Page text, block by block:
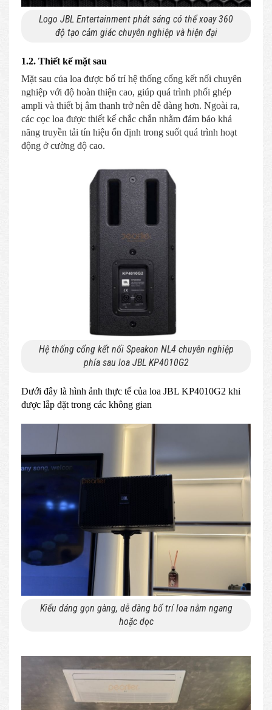
Logo JBL Entertainment phát sáng có thể xoay 360
độ tạo cảm giác chuyên nghiệp và hiện đại
1.2. Thiết kế mặt sau
Mặt sau của loa được bố trí hệ thống cổng kết nối chuyên
nghiệp với độ hoàn thiện cao, giúp quá trình phối ghép
ampli và thiết bị âm thanh trở nên dễ dàng hơn. Ngoài ra,
các cọc loa được thiết kế chắc chắn nhằm đảm bảo khả
năng truyền tải tín hiệu ổn định trong suốt quá trình hoạt
động ở cường độ cao.
Hệ thống cổng kết nối Speakon NL4 chuyên nghiệp
phía sau loa JBL KP4010G2
Dưới đây là hình ảnh thực tế của loa JBL KP4010G2 khi
được lắp đặt trong các không gian
Kiểu dáng gọn gàng, dễ dàng bố trí loa nằm ngang
hoặc dọc